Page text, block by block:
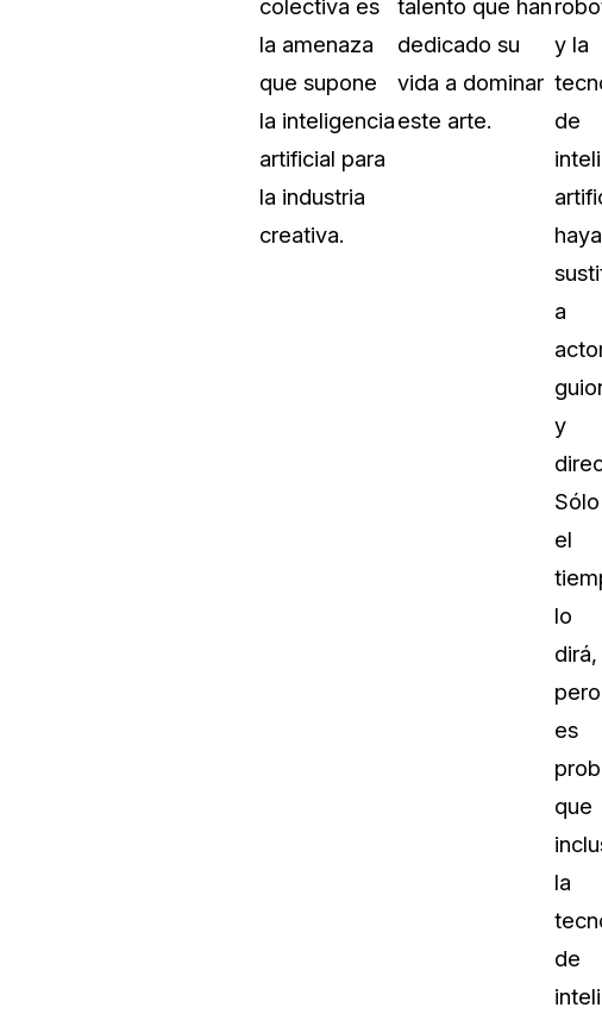
Sobre nosotros
Más información sobre
misión
Trabaja con nosotros
Únase a nuestro equipo y
construir el futuro de la redacción
Póngase en contacto con
colectiva es
la amenaza
que supone
la inteligencia
artificial para
la industria
creativa.
talento que han
dedicado su
vida a dominar
este arte.
y la
de
a
y
Sólo
el
lo
dirá,
pero
es
que
la
de